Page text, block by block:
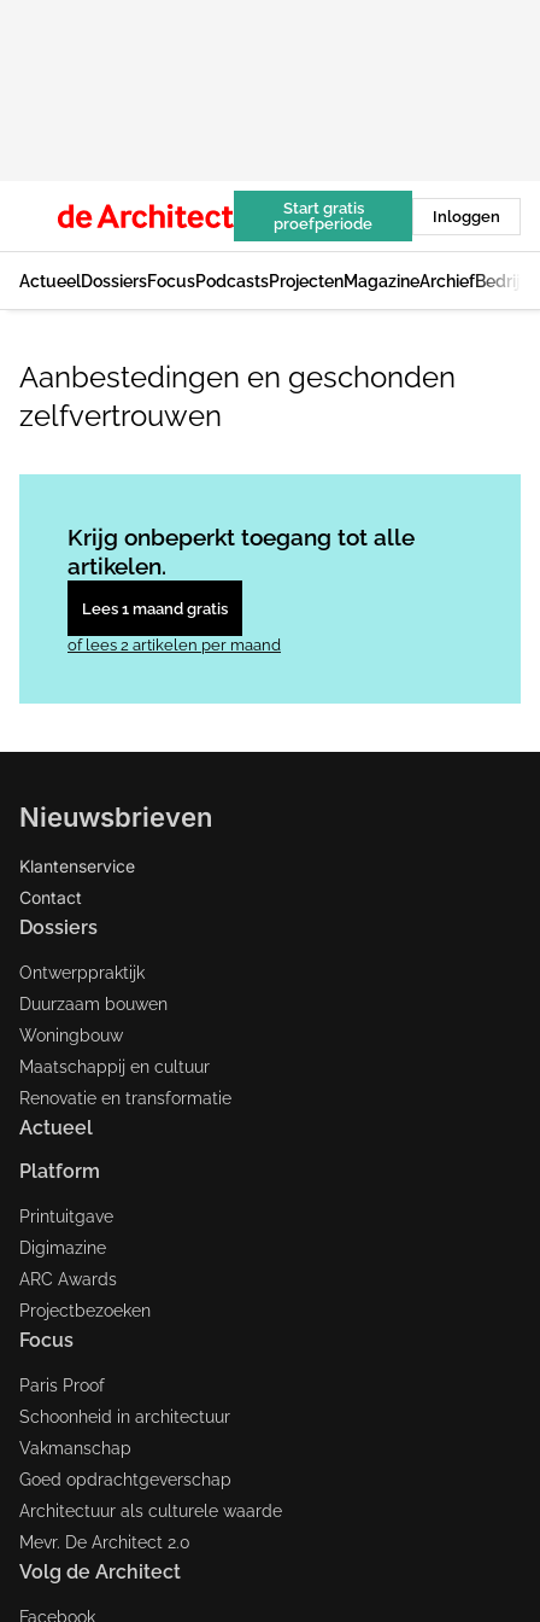
Start gratis
proefperiode
Inloggen
ActueelDossiersFocusPodcastsProjectenMagazineArchief
Aanbestedingen en geschonden
zelfvertrouwen
Krijg onbeperkt toegang tot alle
artikelen.
Lees 1 maand gratis
of lees 2 artikelen per maand
Nieuwsbrieven
Klantenservice
Contact
Dossiers
Ontwerppraktijk
Duurzaam bouwen
Woningbouw
Maatschappij en cultuur
Renovatie en transformatie
Actueel
Platform
Printuitgave
Digimazine
ARC Awards
Projectbezoeken
Focus
Paris Proof
Schoonheid in architectuur
Vakmanschap
Goed opdrachtgeverschap
Architectuur als culturele waarde
Mevr. De Architect 2.0
Volg de Architect
Facebook